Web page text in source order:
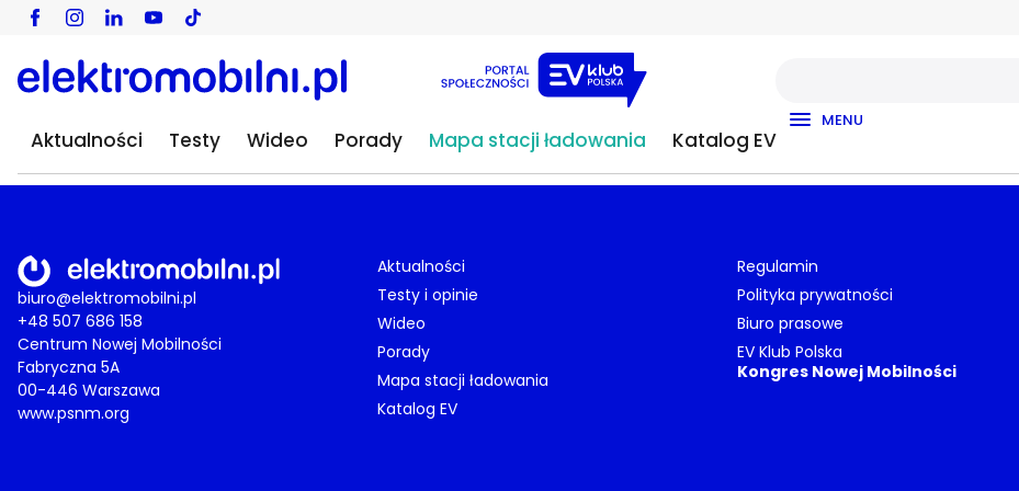
Aktualności Testy Wideo Porady Mapa stacji ładowania Katalog EV
MENU
biuro@elektromobilni.pl
+48 507 686 158
Centrum Nowej Mobilności
Fabryczna 5A
00-446 Warszawa
www.psnm.org
Aktualności
Testy i opinie
Wideo
Porady
Mapa stacji ładowania
Katalog EV
Regulamin
Polityka prywatności
Biuro prasowe
EV Klub Polska
Kongres Nowej Mobilności